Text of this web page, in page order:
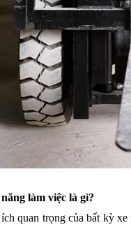
làm việc là gì?
quan trọng của bất kỳ